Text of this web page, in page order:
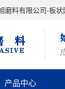
料有限公司-板状
产品中心